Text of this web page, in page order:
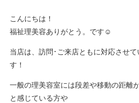
こんにちは！
福祉理美容ありがとう。です☺️
当店は、訪問･ご来店ともに対応させ
す！
一般の理美容室には段差や移動の距離
と感じている方や